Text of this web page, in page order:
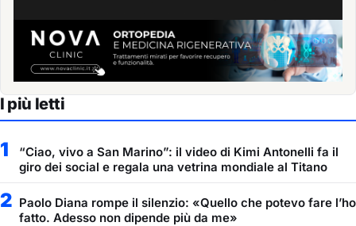
I più letti
1
“Ciao, vivo a San Marino”: il video di Kimi Antonelli fa il
giro dei social e regala una vetrina mondiale al Titano
2 Paolo Diana rompe il silenzio: «Quello che potevo fare l’ho
fatto. Adesso non dipende più da me»